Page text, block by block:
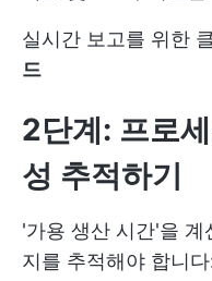
실시간 보고를 위한
드
2단계: 프로
성 추적하기
'가용 생산 시간'을
지를 추적해야 합니